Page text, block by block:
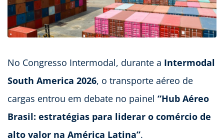
No Congresso Intermodal, durante a Intermodal
South America 2026, o transporte aéreo de
cargas entrou em debate no painel “Hub Aéreo
Brasil: estratégias para liderar o comércio de
alto valor na América Latina”.